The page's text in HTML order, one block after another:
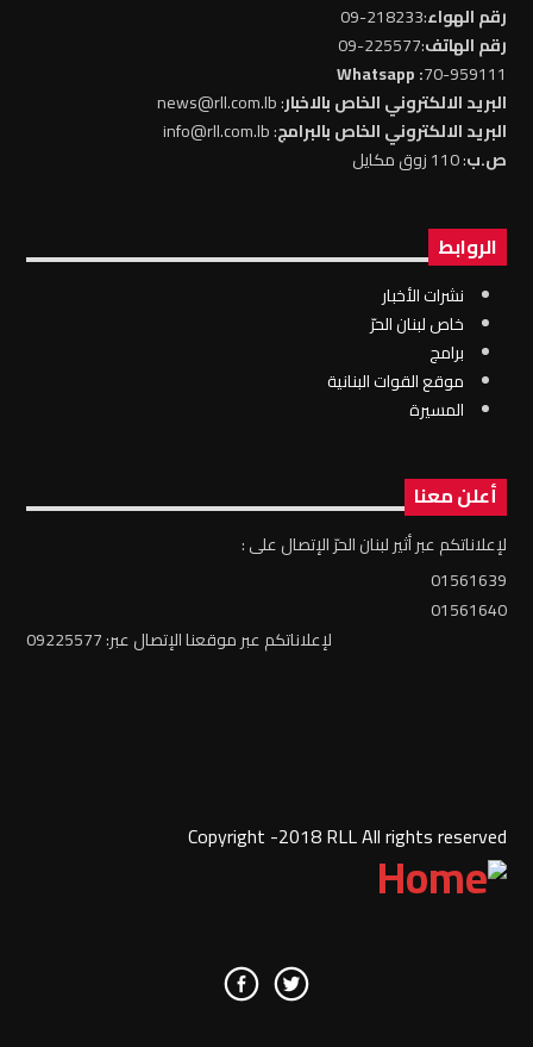
رقم الهواء:218233-09
رقم الهاتف:225577-09
70-959111
: Whatsapp
البريد الالكتروني الخاص بالاخبار: news@rll.com.lb
البريد الالكتروني الخاص بالبرامج: info@rll.com.lb
ص.ب: 110 زوق مكايل
الروابط
نشرات الأخبار
خاص لبنان الحرّ
برامج
موقع القوات البنانية
المسيرة
أعلن معنا
لإعلاناتكم عبر أثير لبنان الحرّ الإتصال على :
01561639
01561640
لإعلاناتكم عبر موقعنا الإتصال عبر: 09225577
Copyright -2018 RLL All rights reserved